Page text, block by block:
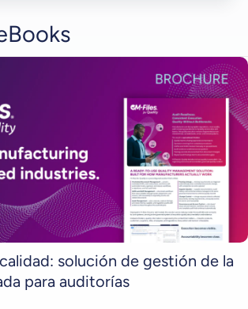
solución de gestión de la
para auditorías